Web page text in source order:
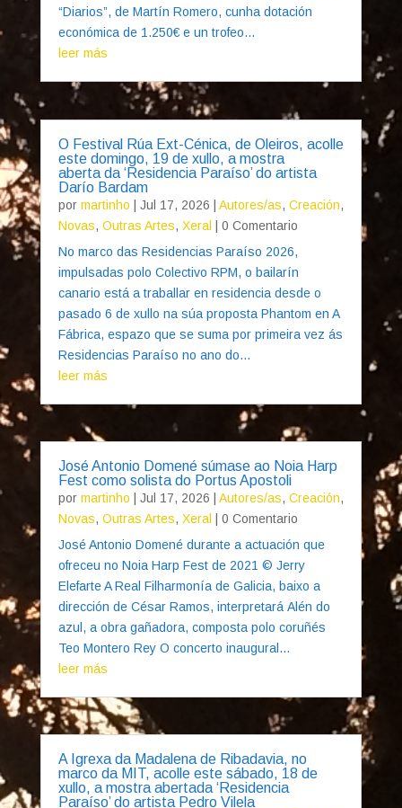
“Diarios”, de Martín Romero, cunha dotación
económica de 1.250€ e un trofeo...
leer más
O Festival Rúa Ext-Cénica, de Oleiros, acolle
este domingo, 19 de xullo, a mostra
aberta da ‘Residencia Paraíso’ do artista
Darío Bardam
por martinho Jul 17, 2026 Autores/as, Creación,
Novas, Outras Artes, Xeral
| 0 Comentario
No marco das Residencias Paraíso 2026,
impulsadas polo Colectivo RPM, o bailarín
canario está a traballar en residencia desde o
pasado 6 de xullo na súa proposta Phantom en A
Fábrica, espazo que se suma por primeira vez ás
Residencias Paraíso no ano do...
leer más
José Antonio Domené súmase ao Noia Harp
Fest como solista do Portus Apostoli
por martinho Jul 17, 2026 Autores/as, Creación,
Novas, Outras Artes, Xeral
| 0 Comentario
José Antonio Domené durante a actuación que
ofreceu no Noia Harp Fest de 2021 © Jerry
Elefarte A Real Filharmonía de Galicia, baixo a
dirección de César Ramos, interpretará Alén do
azul, a obra gañadora, composta polo coruñés
Teo Montero Rey O concerto inaugural...
leer más
A Igrexa da Madalena de Ribadavia, no
marco da MIT, acolle este sábado, 18 de
xullo, a mostra abertada ‘Residencia
Paraíso’ do artista Pedro Vilela